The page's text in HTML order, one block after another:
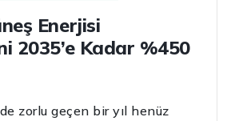
Enerjisi
2035’e Kadar %450
zorlu geçen bir yıl henüz